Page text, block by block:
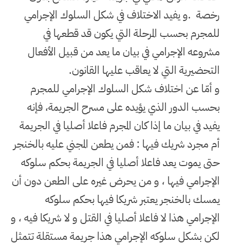
رخصة .و يفيد الاختلاف في شكل السلوك الإجرامي
للمجرم بحسب المرحلة التي يكون قد قطعها في
مشروعه الإجرامي في بيان ما يعد من قبيل الأفعال
التحضيرية التي لا يعاقب عليها القانون.
و أمّا عن اختلاف شكل السلوك الإجرامي للمجرم
بحسب الدور الذي يؤيده على مسرح الجريمة، فإنه
يفيد في بيان ما إذا كان المجرم فاعلا أصليا في الجريمة
أم مجرد شريك فيها : فمن يطعن المجني عليه بالخنجر
حتى يموت يعد فاعلا أصليا في الجريمة بحكم سلوكه
الإجرامي فيها ، و من يحرض غيره على الطعن دون أن
يمسك بالخنجر يعتبر شريكا فيها بحكم سلوكه
الإجرامي هذا لا فاعلا أصليا في القتل و لا شريكا فيه ، و
لكن بشكل سلوكه الإجرامي هذا جريمة مستقلة تتمثل